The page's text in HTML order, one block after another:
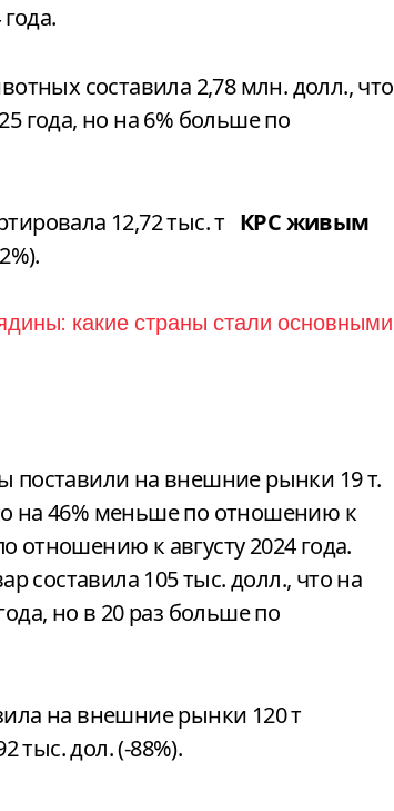
составила 2,78 млн. долл., что
года, но на 6% больше по
12,72 тыс. т КРС живым
поставили на внешние рынки 19 т.
на 46% меньше по отношению к
отношению к августу 2024 года.
составила 105 тыс. долл., что на
но в 20 раз больше по
на внешние рынки 120 т
тыс. дол. (-88%).